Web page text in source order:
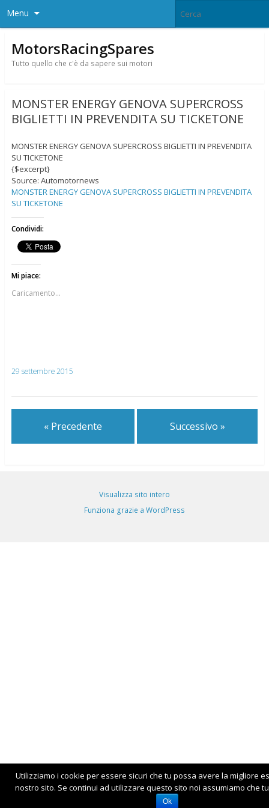
Menu
MotorsRacingSpares
Tutto quello che c'è da sapere sui motori
MONSTER ENERGY GENOVA SUPERCROSS
BIGLIETTI IN PREVENDITA SU TICKETONE
MONSTER ENERGY GENOVA SUPERCROSS BIGLIETTI IN PREVENDITA
SU TICKETONE
{$excerpt}
Source: Automotornews
MONSTER ENERGY GENOVA SUPERCROSS BIGLIETTI IN PREVENDITA
SU TICKETONE
Condividi:
Mi piace:
Caricamento...
29 settembre 2015
« Precedente Successivo »
Visualizza sito intero
Funziona grazie a WordPress
Utilizziamo i cookie per essere sicuri che tu possa avere la migliore
nostro sito. Se continui ad utilizzare questo sito noi assumiamo che
Ok